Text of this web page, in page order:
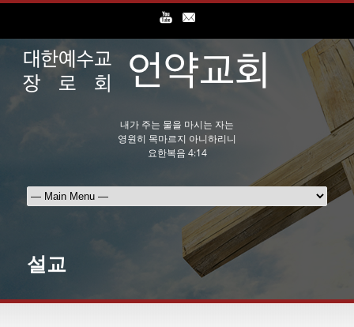
내가 주는 물을 마시는 자는
영원히 목마르지 아니하리니
요한복음 4:14
설교